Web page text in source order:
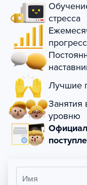
стресса
Лучшие
Занятия
уровню
Имя